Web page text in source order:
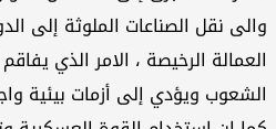
والى نقل الصناعات الملوثة إلى
العمالة الرخيصة ، الامر الذي
الشعوب ويؤدي إلى أزمات بيئية